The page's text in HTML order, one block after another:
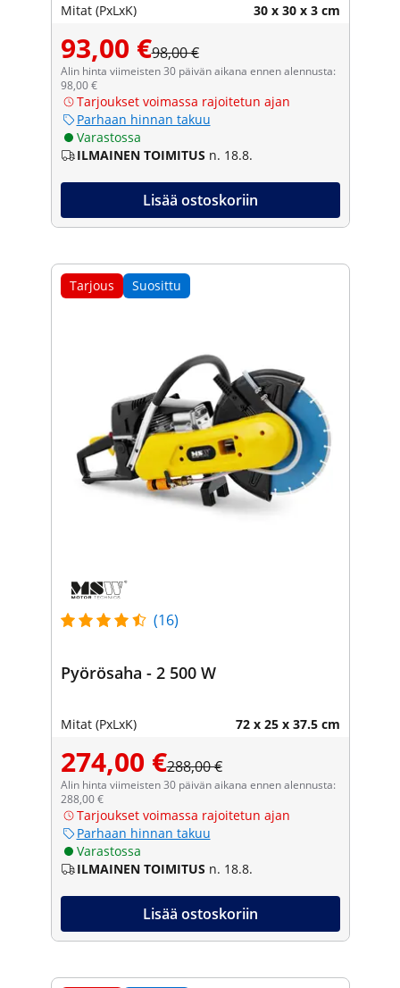
Mitat (PxLxK) 30 x 30 x 3 cm
93,00 €98,00 €
Alin hinta viimeisten 30 päivän aikana ennen alennusta:
98,00 €
Tarjoukset voimassa rajoitetun ajan
Parhaan hinnan takuu
Varastossa
ILMAINEN TOIMITUS n. 18.8.
Lisää ostoskoriin
Tarjous Suosittu
(16)
Pyörösaha - 2 500 W
Mitat (PxLxK) 72 x 25 x 37.5 cm
274,00 €288,00 €
Alin hinta viimeisten 30 päivän aikana ennen alennusta:
288,00 €
Tarjoukset voimassa rajoitetun ajan
Parhaan hinnan takuu
Varastossa
ILMAINEN TOIMITUS n. 18.8.
Lisää ostoskoriin